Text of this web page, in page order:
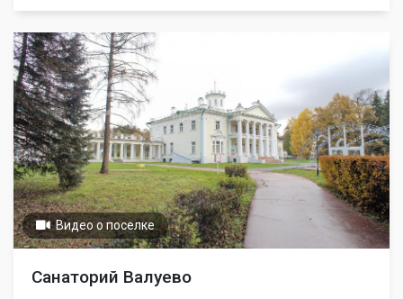
Видео о поселке
Санаторий Валуево